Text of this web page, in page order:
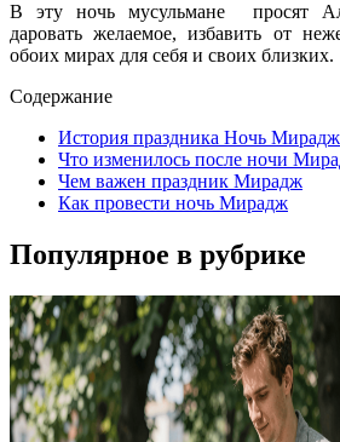
В эту ночь мусульмане просят
даровать желаемое, избавить от
обоих мирах для себя и своих близких.
Содержание
История праздника Ночь Мирадж
Что изменилось после ночи
Чем важен праздник Мирадж
Как провести ночь Мирадж
Популярное в рубрике